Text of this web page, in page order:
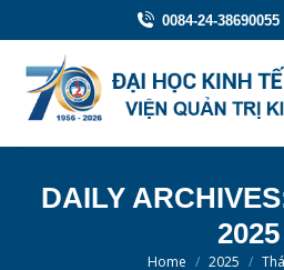
0084-24-38690055
DAILY
2025
You are here:
Home 2025